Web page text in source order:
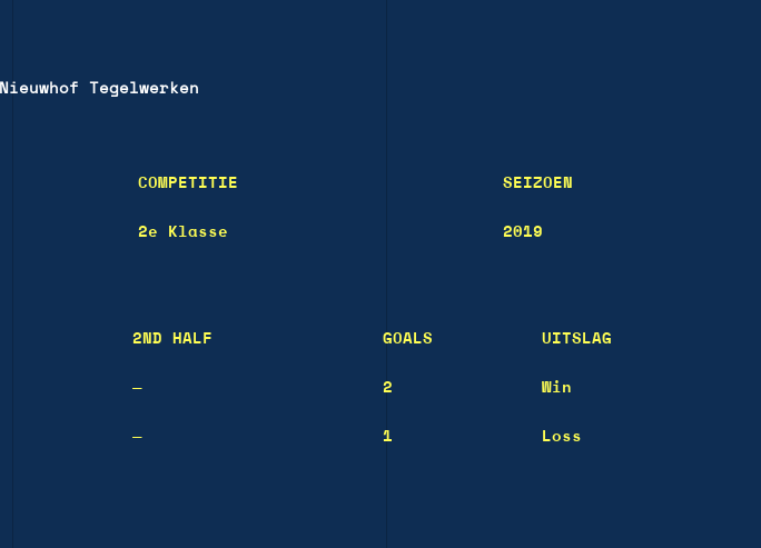
Nieuwhof Tegelwerken
COMPETITIE SEIZOEN
2e Klasse 2019
2ND HALF GOALS UITSLAG
— 2 Win
— 1 Loss